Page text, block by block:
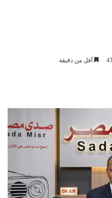
43 أقل من دقيقة